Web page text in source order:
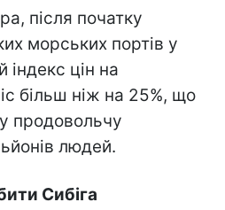
після початку
морських портів у
індекс цін на
більш ніж на 25%, що
продовольчу
людей.
Сибіга